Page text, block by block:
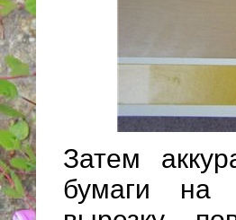
Затем
бумаги на